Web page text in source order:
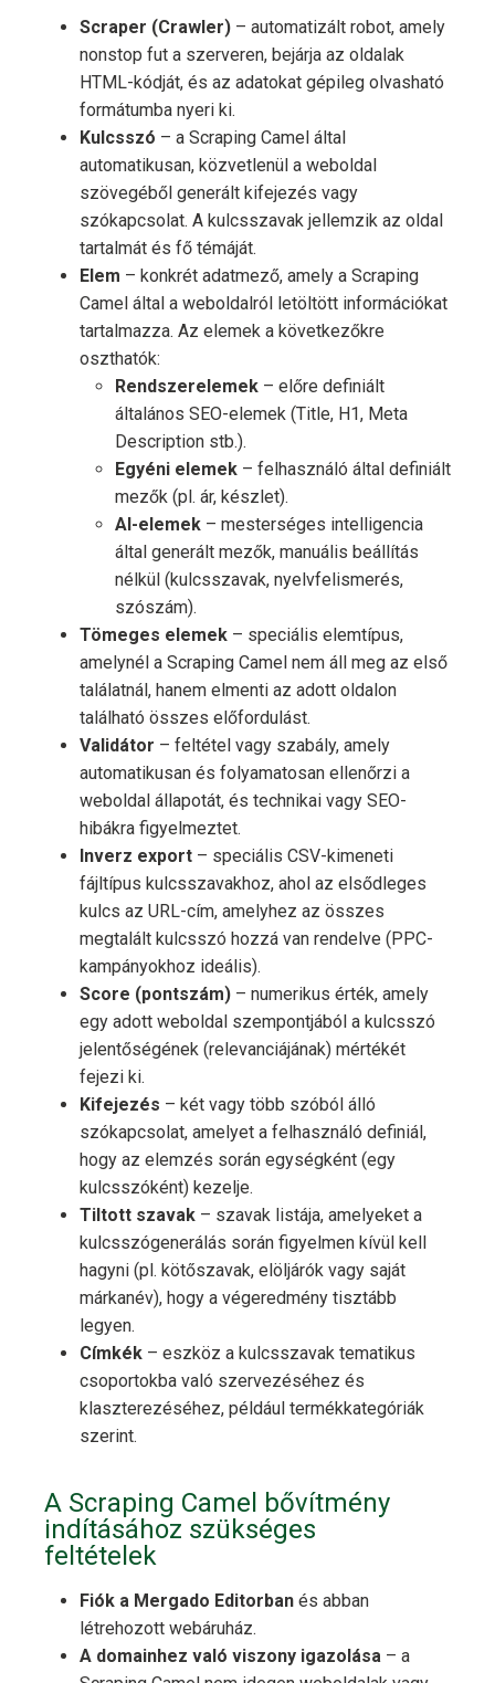
Scraper (Crawler) – automatizált robot, amely
nonstop fut a szerveren, bejárja az oldalak
HTML-kódját, és az adatokat gépileg olvasható
formátumba nyeri ki.
Kulcsszó – a Scraping Camel által
automatikusan, közvetlenül a weboldal
szövegéből generált kifejezés vagy
szókapcsolat. A kulcsszavak jellemzik az oldal
tartalmát és fő témáját.
Elem – konkrét adatmező, amely a Scraping
Camel által a weboldalról letöltött információkat
tartalmazza. Az elemek a következőkre
oszthatók:
Rendszerelemek – előre definiált
általános SEO-elemek (Title, H1, Meta
Description stb.).
Egyéni elemek – felhasználó által definiált
mezők (pl. ár, készlet).
AI-elemek – mesterséges intelligencia
által generált mezők, manuális beállítás
nélkül (kulcsszavak, nyelvfelismerés,
szószám).
Tömeges elemek – speciális elemtípus,
amelynél a Scraping Camel nem áll meg az első
találatnál, hanem elmenti az adott oldalon
található összes előfordulást.
Validátor – feltétel vagy szabály, amely
automatikusan és folyamatosan ellenőrzi a
weboldal állapotát, és technikai vagy SEO-
hibákra figyelmeztet.
Inverz export – speciális CSV-kimeneti
fájltípus kulcsszavakhoz, ahol az elsődleges
kulcs az URL-cím, amelyhez az összes
megtalált kulcsszó hozzá van rendelve (PPC-
kampányokhoz ideális).
Score (pontszám) – numerikus érték, amely
egy adott weboldal szempontjából a kulcsszó
jelentőségének (relevanciájának) mértékét
fejezi ki.
Kifejezés – két vagy több szóból álló
szókapcsolat, amelyet a felhasználó definiál,
hogy az elemzés során egységként (egy
kulcsszóként) kezelje.
Tiltott szavak – szavak listája, amelyeket a
kulcsszógenerálás során figyelmen kívül kell
hagyni (pl. kötőszavak, elöljárók vagy saját
márkanév), hogy a végeredmény tisztább
legyen.
Címkék – eszköz a kulcsszavak tematikus
csoportokba való szervezéséhez és
klaszterezéséhez, például termékkategóriák
szerint.
A Scraping Camel bővítmény
indításához szükséges
feltételek
Fiók a Mergado Editorban és abban
létrehozott webáruház.
A domainhez való viszony igazolása – a